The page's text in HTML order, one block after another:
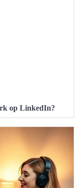
op LinkedIn?